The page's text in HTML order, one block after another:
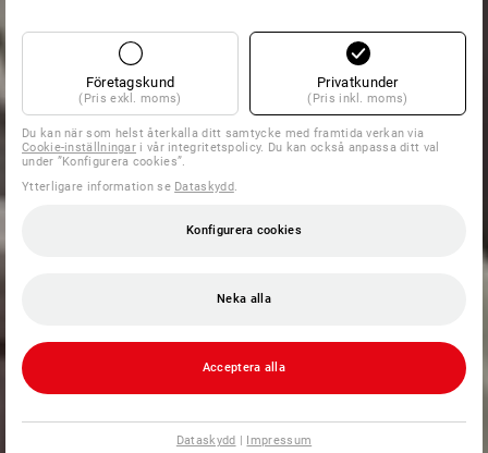
Företagskund
(Pris exkl. moms)
Privatkunder
(Pris inkl. moms)
Du kan när som helst återkalla ditt samtycke med framtida verkan via
Cookie-inställningar i vår integritetspolicy. Du kan också anpassa ditt val
under ”Konfigurera cookies”.
Ytterligare information se Dataskydd.
Konfigurera cookies
Neka alla
Acceptera alla
Dataskydd | Impressum